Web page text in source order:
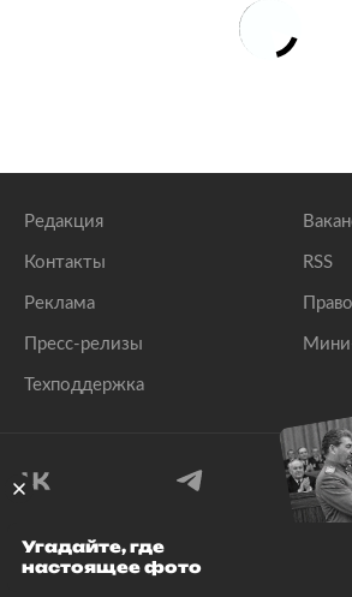
Редакция
Контакты
Реклама
Пресс-релизы
Техподдержка
RSS
© 1999–2026 Все права
Угадайте, где
настоящее фото